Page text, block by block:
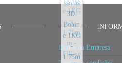
Dados da Empresa